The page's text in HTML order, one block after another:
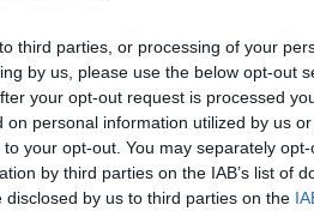
third parties, or processing of your
by us, please use the below opt-out
your opt-out request is processed
personal information utilized by us
your opt-out. You may separately
by third parties on the IAB’s list of
by us to third parties on the
наличных вырос на
россияне и бизнес
в день. Рекордный
в апреле.